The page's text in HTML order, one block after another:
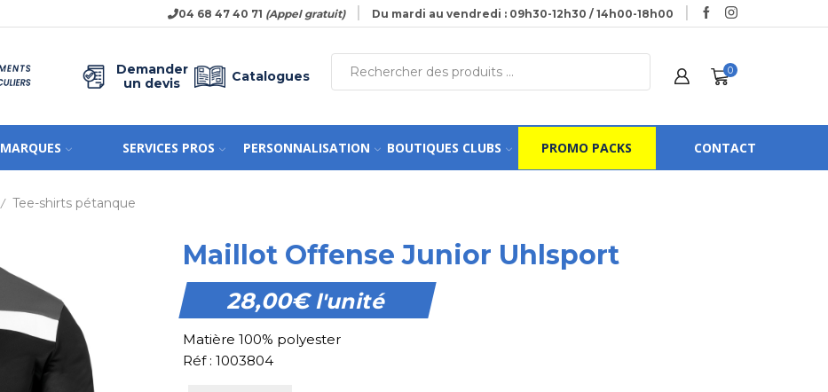
04 68 47 40 71 (Appel gratuit) Du mardi au vendredi : 09h30-12h30 / 14h00-18h00
Demander
un devis
Catalogues 0
MARQUES SERVICES PROS PERSONNALISATION BOUTIQUES CLUBS PROMO PACKS CONTACT
/ Tee-shirts pétanque
Maillot Offense Junior Uhlsport
28,00€l'unité
Matière 100% polyester
Réf : 1003804